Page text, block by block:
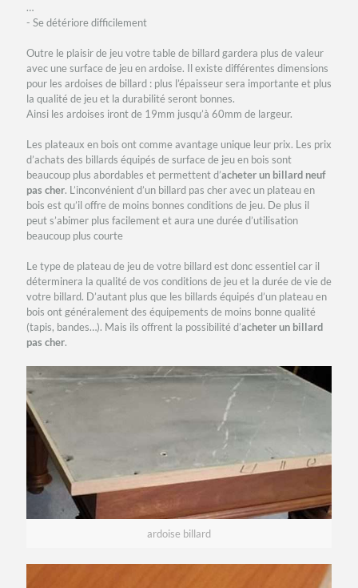
…
- Se détériore difficilement
Outre le plaisir de jeu votre table de billard gardera plus de valeur
avec une surface de jeu en ardoise. Il existe différentes dimensions
pour les ardoises de billard : plus l’épaisseur sera importante et plus
la qualité de jeu et la durabilité seront bonnes.
Ainsi les ardoises iront de 19mm jusqu’à 60mm de largeur.
Les plateaux en bois ont comme avantage unique leur prix. Les prix
d’achats des billards équipés de surface de jeu en bois sont
beaucoup plus abordables et permettent d’acheter un billard neuf
pas cher. L’inconvénient d’un billard pas cher avec un plateau en
bois est qu’il offre de moins bonnes conditions de jeu. De plus il
peut s’abimer plus facilement et aura une durée d’utilisation
beaucoup plus courte
Le type de plateau de jeu de votre billard est donc essentiel car il
déterminera la qualité de vos conditions de jeu et la durée de vie de
votre billard. D’autant plus que les billards équipés d’un plateau en
bois ont généralement des équipements de moins bonne qualité
(tapis, bandes…). Mais ils offrent la possibilité d’acheter un billard
pas cher.
ardoise billard